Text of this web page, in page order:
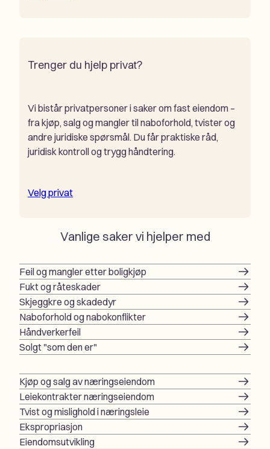
Trenger du hjelp privat?
Vi bistår privatpersoner i saker om fast eiendom –
fra kjøp, salg og mangler til naboforhold, tvister og
andre juridiske spørsmål. Du får praktiske råd,
juridisk kontroll og trygg håndtering.
Velg privat
Vanlige saker vi hjelper med
Feil og mangler etter boligkjøp
Fukt og råteskader
Skjeggkre og skadedyr
Naboforhold og nabokonflikter
Håndverkerfeil
Solgt "som den er"
Kjøp og salg av næringseiendom
Leiekontrakter næringseiendom
Tvist og mislighold i næringsleie
Ekspropriasjon
Eiendomsutvikling